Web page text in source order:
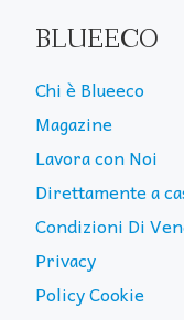
BLUEECO
Chi è Blueeco
Magazine
Lavora con Noi
Direttamente a
Condizioni Di
Privacy
Policy Cookie